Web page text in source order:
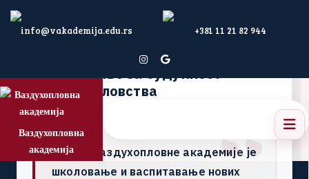
info@vakademija.edu.rs +381 11 21 82 944
Ваздухопловна
академија
Образовањезабудућност
ваздух ловства
Мисија Ваздухопловне академије је
школовање и васпитавање нових
Ваздухопловна академија